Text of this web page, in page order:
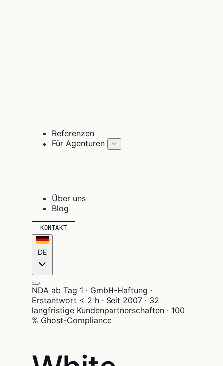
Referenzen
Für Agenturen
Über uns
Blog
KONTAKT
DE
NDA ab Tag 1 · GmbH-Haftung ·
Erstantwort < 2 h · Seit 2007 · 32
langfristige Kundenpartnerschaften · 100
% Ghost-Compliance